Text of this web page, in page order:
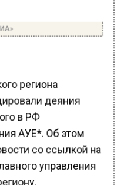
региона
деяния
в РФ
АУЕ*. Об этом
со ссылкой на
управления